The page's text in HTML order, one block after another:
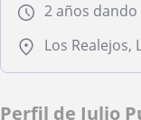
2 años dando
Perfil de Julio